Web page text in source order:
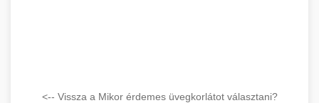
<-- Vissza a Mikor érdemes üvegkorlátot választani?